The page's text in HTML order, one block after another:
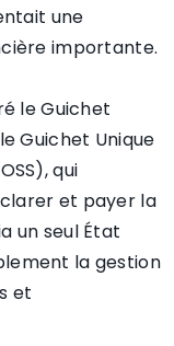
une
importante.
le Guichet
Guichet Unique
qui
et payer la
un seul État
la gestion
et